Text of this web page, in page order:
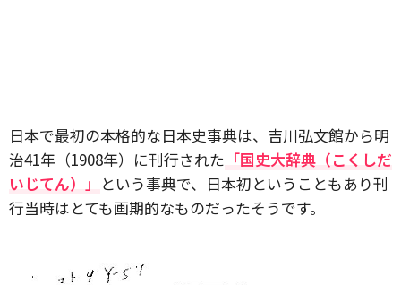
日本で最初の本格的な日本史事典は、吉川弘文館から明
治41年（1908年）に刊行された 「国史大辞典（こくしだ
いじてん）」 という事典で、日本初ということもあり刊
行当時はとても画期的なものだったそうです。